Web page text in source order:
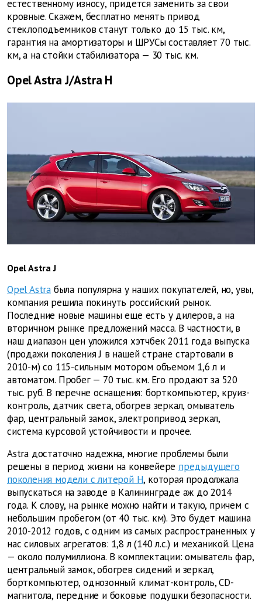
естественному износу, придется заменить за свои
кровные. Скажем, бесплатно менять привод
стеклоподъемников станут только до 15 тыс. км,
гарантия на амортизаторы и ШРУСы составляет 70 тыс.
км, а на стойки стабилизатора — 30 тыс. км.
Opel Astra J/Astra H
Opel Astra J
Opel Astra была популярна у наших покупателей, но, увы,
компания решила покинуть российский рынок.
Последние новые машины еще есть у дилеров, а на
вторичном рынке предложений масса. В частности, в
наш диапазон цен уложился хэтчбек 2011 года выпуска
(продажи поколения J в нашей стране стартовали в
2010-м) со 115-сильным мотором объемом 1,6 л и
автоматом. Пробег — 70 тыс. км. Его продают за 520
тыс. руб. В перечне оснащения: борткомпьютер, круиз-
контроль, датчик света, обогрев зеркал, омыватель
фар, центральный замок, электропривод зеркал,
система курсовой устойчивости и прочее.
Astra достаточно надежна, многие проблемы были
решены в период жизни на конвейере предыдущего
поколения модели с литерой H, которая продолжала
выпускаться на заводе в Калининграде аж до 2014
года. К слову, на рынке можно найти и такую, причем с
небольшим пробегом (от 40 тыс. км). Это будет машина
2010-2012 годов, с одним из самых распространенных у
нас силовых агрегатов: 1,8 л (140 л.с.) и механикой. Цена
— около полумиллиона. В комплектации: омыватель фар,
центральный замок, обогрев сидений и зеркал,
борткомпьютер, однозонный климат-контроль, CD-
магнитола, передние и боковые подушки безопасности.